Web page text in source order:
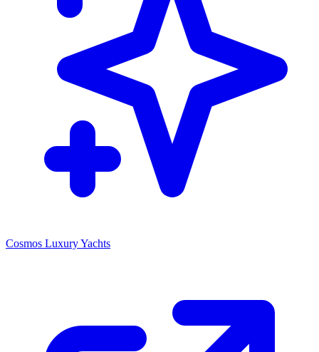
Cosmos Luxury Yachts